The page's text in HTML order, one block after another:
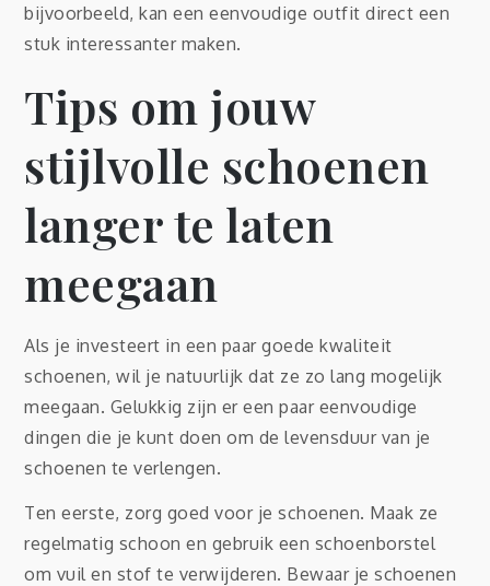
bijvoorbeeld, kan een eenvoudige outfit direct een
stuk interessanter maken.
Tips om jouw
stijlvolle schoenen
langer te laten
meegaan
Als je investeert in een paar goede kwaliteit
schoenen, wil je natuurlijk dat ze zo lang mogelijk
meegaan. Gelukkig zijn er een paar eenvoudige
dingen die je kunt doen om de levensduur van je
schoenen te verlengen.
Ten eerste, zorg goed voor je schoenen. Maak ze
regelmatig schoon en gebruik een schoenborstel
om vuil en stof te verwijderen. Bewaar je schoenen